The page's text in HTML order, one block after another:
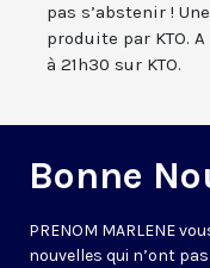
pas s’abstenir !
produite par KTO.
à 21h30 sur KTO.
Bonne
PRENOM MARLENE
nouvelles qui n’ont